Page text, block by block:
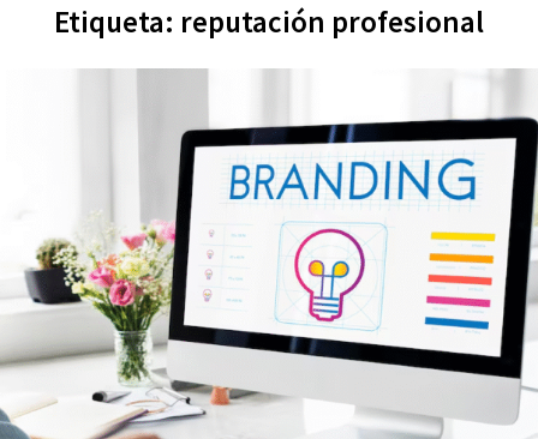
Etiqueta: reputación profesional